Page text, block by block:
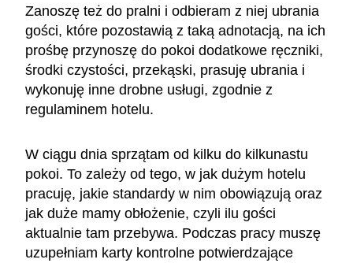
Zanoszę też do pralni i odbieram z niej ubrania
gości, które pozostawią z taką adnotacją, na ich
prośbę przynoszę do pokoi dodatkowe ręczniki,
środki czystości, przekąski, prasuję ubrania i
wykonuję inne drobne usługi, zgodnie z
regulaminem hotelu.
W ciągu dnia sprzątam od kilku do kilkunastu
pokoi. To zależy od tego, w jak dużym hotelu
pracuję, jakie standardy w nim obowiązują oraz
jak duże mamy obłożenie, czyli ilu gości
aktualnie tam przebywa. Podczas pracy muszę
uzupełniam karty kontrolne potwierdzające